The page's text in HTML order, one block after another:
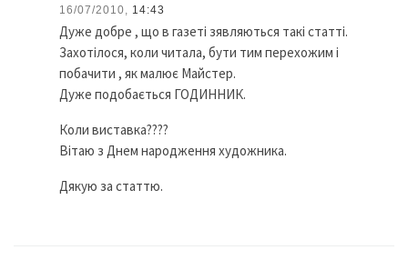
16/07/2010, 14:43
Дуже добре , що в газеті зявляються такі статті.
Захотілося, коли читала, бути тим перехожим і
побачити , як малює Майстер.
Дуже подобається ГОДИННИК.
Коли виставка????
Вітаю з Днем народження художника.
Дякую за статтю.